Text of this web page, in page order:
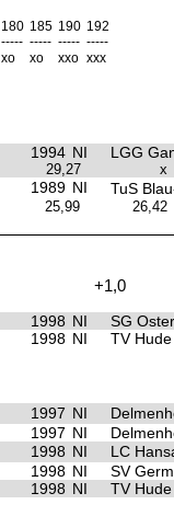
180 185 190 192
----- ----- ----- -----
xo xo xxo xxx
1994 NI LGG
29,27 x
1989 NI TuS
25,99 26,42
+1,0
1998 NI
SG
1998 NI TV Hude
1997 NI
1997 NI
1998 NI
LC
1998 NI
SV
1998 NI TV Hude